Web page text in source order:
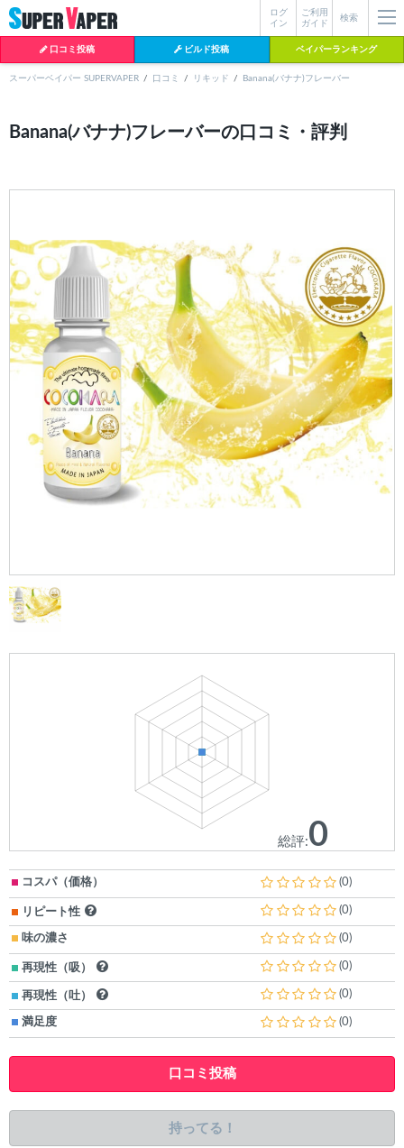
検索
ご利用
ガイド
ログ
イン
口コミ投稿 ビルド投稿 ベイパーランキング
よく検索されているワード
クラプトン
MENTHOL(タバコメンソール)
スーパーベイパー SUPERVAPER 口コミ リキッド Banana(バナナ)フレーバー
Banana(バナナ)フレーバーの口コミ・評判
総評:0
コスパ（価格） (0)
リピート性 (0)
味の濃さ (0)
再現性（吸） (0)
再現性（吐） (0)
満足度 (0)
口コミ投稿
持ってる！
見つからない場合データベースに該当の商品がまだ登録されていない可能